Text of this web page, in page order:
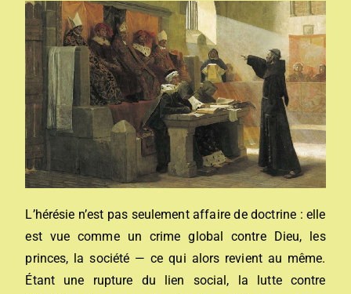
L’hérésie n’est pas seulement affaire de doctrine : elle
est vue comme un crime global contre
Dieu, les
princes, la société — ce qui alors revient au même.
Étant une rupture du lien social, la lutte contre